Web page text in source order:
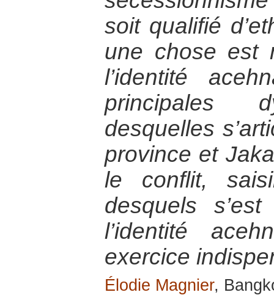
soit qualifié
une chose est
l’identité
principales
desquelles
province et
le conflit,
desquels
l’identité
exercice
Élodie Magnier,